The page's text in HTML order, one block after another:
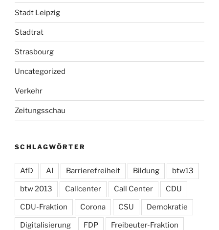
Stadt Leipzig
Stadtrat
Strasbourg
Uncategorized
Verkehr
Zeitungsschau
SCHLAGWÖRTER
AfD AI Barrierefreiheit Bildung btw13
btw 2013 Callcenter Call Center CDU
CDU-Fraktion Corona CSU Demokratie
Digitalisierung FDP Freibeuter-Fraktion